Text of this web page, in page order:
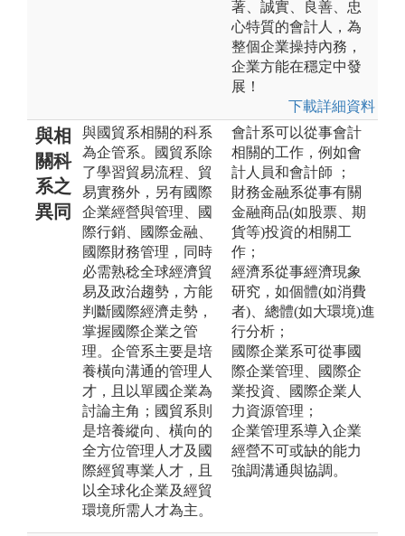
著、誠實、良善、忠
心特質的會計人，為
整個企業操持內務，
企業方能在穩定中發
展！
下載詳細資料
與相
關科
系之
異同
與國貿系相關的科系
為企管系。國貿系除
了學習貿易流程、貿
易實務外，另有國際
企業經營與管理、國
際行銷、國際金融、
國際財務管理，同時
必需熟稔全球經濟貿
易及政治趨勢，方能
判斷國際經濟走勢，
掌握國際企業之管
理。企管系主要是培
養橫向溝通的管理人
才，且以單國企業為
討論主角；國貿系則
是培養縱向、橫向的
全方位管理人才及國
際經貿專業人才，且
以全球化企業及經貿
環境所需人才為主。
會計系可以從事會計
相關的工作，例如會
計人員和會計師 ；
財務金融系從事有關
金融商品(如股票、期
貨等)投資的相關工
作；
經濟系從事經濟現象
研究，如個體(如消費
者)、總體(如大環境)進
行分析；
國際企業系可從事國
際企業管理、國際企
業投資、國際企業人
力資源管理；
企業管理系導入企業
經營不可或缺的能力
強調溝通與協調。